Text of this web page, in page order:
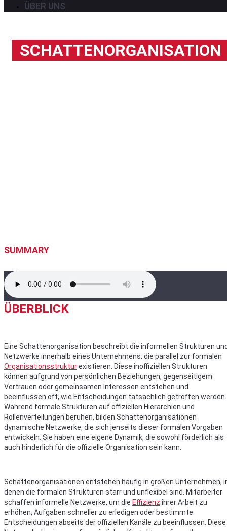
ÜBER UNS
SCHATTENORGANISATION
SUMMARY
ÜBERBLICK
Eine Schattenorganisation beschreibt die informellen Strukturen
Netzwerke innerhalb eines Unternehmens, die parallel zur formalen
Organisationsstrukturexistieren. Diese inoffiziellen Strukturen
können aufgrund von persönlichen Beziehungen, gegenseitigem
Vertrauen oder gemeinsamen Interessen entstehen und
beeinflussen oft, wie Entscheidungen tatsächlich getroffen werden.
Während formale Strukturen auf offiziellen Hierarchien und
Rollenverteilungen beruhen, bilden Schattenorganisationen
dynamische Netzwerke, die sich jenseits dieser formalen Vorgaben
entwickeln. Sie haben eine eigene Dynamik, die sowohl förderlich als
auch hinderlich für die offizielle Organisation sein kann.
Schattenorganisationen entstehen häufig in großen Unternehmen,
denen die formalen Strukturen starr und unflexibel sind. Mitarbeiter
schaffen informelle Netzwerke, um die Effizienz ihrer Arbeit zu
erhöhen, Aufgaben schneller zu erledigen oder bestimmte
Entscheidungen abseits der offiziellen Kanäle zu beeinflussen. Diese